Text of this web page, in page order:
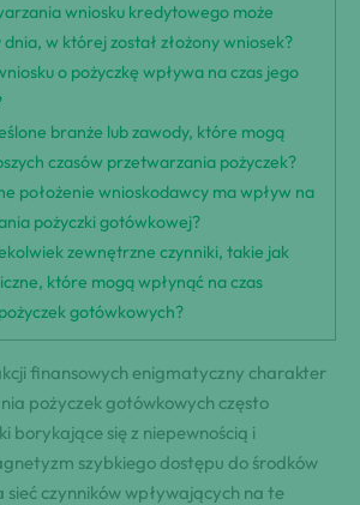
wniosku kredytowego może
w której został złożony wniosek?
o pożyczkę wpływa na czas jego
branże lub zawody, które mogą
czasów przetwarzania pożyczek?
położenie wnioskodawcy ma wpływ na
pożyczki gotówkowej?
zewnętrzne czynniki, takie jak
które mogą wpłynąć na czas
gotówkowych?
finansowych enigmatyczny charakter
pożyczek gotówkowych często
borykające się z niepewnością i
szybkiego dostępu do środków
sieć czynników wpływających na te